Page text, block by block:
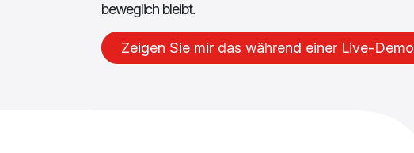
beweglich bleibt.
Zeigen Sie mir das während einer Live-Demo